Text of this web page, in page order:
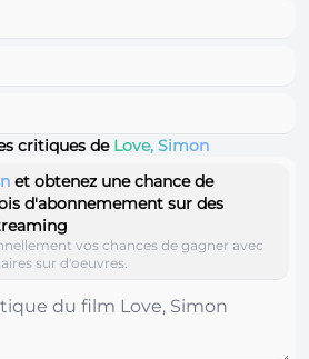
critiques de Love, Simon
et obtenez une chance de
d'abonnemement sur des
vos chances de gagner avec
sur d'oeuvres.